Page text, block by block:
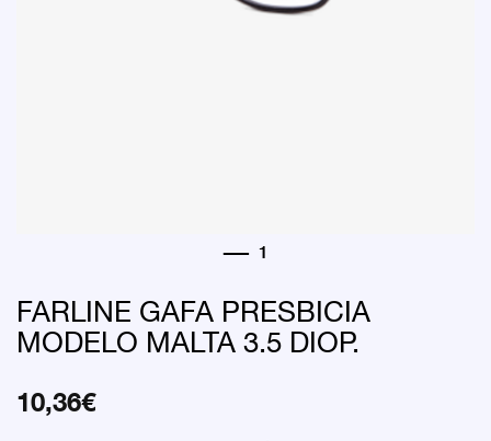
FARLINE GAFA PRESBICIA
MODELO MALTA 3.5 DIOP.
10,36€